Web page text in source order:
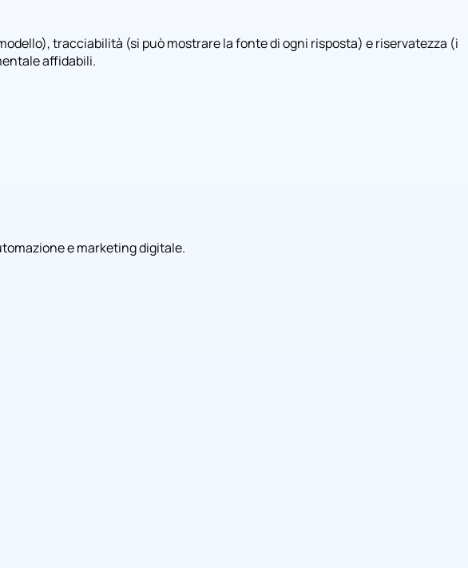
tracciabilità (si può mostrare la fonte di ogni risposta) e riservatezza (i
affidabili.
e marketing digitale.